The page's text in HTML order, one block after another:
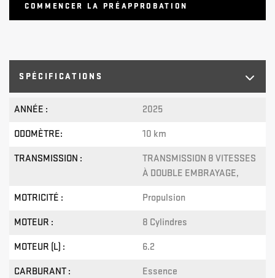
SPÉCIFICATIONS
ANNÉE : 2025
ODOMÈTRE: 10 km
TRANSMISSION :
TRANSMISSION 8 VITESSES
À DOUBLE EMBRAYAGE,
MOTRICITÉ : Propulsion
MOTEUR : 8 Cylindres
MOTEUR (L) : 6.2
CARBURANT : Essence
COMMENCER LA PRÉAPPROBATION